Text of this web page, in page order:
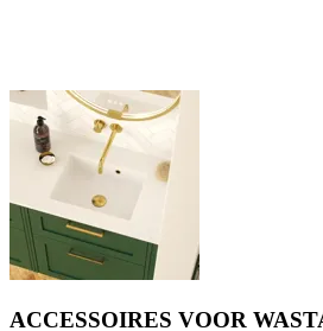
ACCESSOIRES VOOR